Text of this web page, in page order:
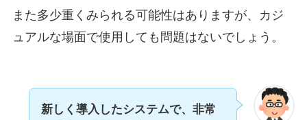
また多少重くみられる可能性はありますが、カジ
ュアルな場面で使用しても問題はないでしょう。
新しく導入したシステムで、非常